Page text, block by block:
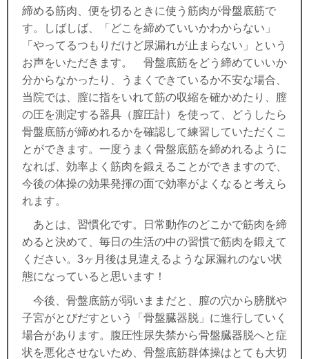
締める筋肉、便を切るときに使う筋肉が骨盤底筋で
す。しばしば、「どこを締めていいかわからない」
「やってるつもりだけど尿漏れが止まらない」という
お声をいただきます。 骨盤底筋をどう締めていいか
分からなかったり、うまくできているか不安な場合、
当院では、膣に指をいれて筋の収縮を確かめたり、膣
の圧を測定する器具（膣圧計）を使って、どうしたら
骨盤底筋が締めれるかを確認して練習していただくこ
とができます。一度うまく骨盤底筋を締めれるように
なれば、効率よく筋肉を鍛えることができますので、
今後の体操の効果発揮の面で効率がよくなると考えら
れます。
あとは、習慣化です。日常動作のどこかで筋肉を締
めると決めて、毎日の生活の中の習慣で筋肉を鍛えて
ください。3ヶ月後は見違えるような尿漏れのない状
態になっていると思います！
今後、骨盤底筋が弱いままだと、膣の穴から膀胱や
子宮がとびだすという「骨盤臓器脱」に進行していく
場合があります。腹圧性尿失禁から骨盤臓器脱へと症
状を悪化させないため、骨盤底筋群体操はとても大切